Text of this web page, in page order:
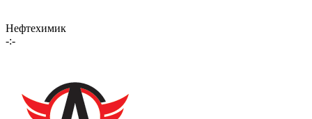
Нефтехимик
-:-